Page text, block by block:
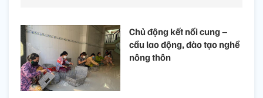
Chủ động kết nối cung –
cầu lao động, đào tạo nghề
nông thôn